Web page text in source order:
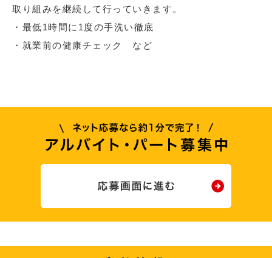
取り組みを継続して行っていきます。
・最低1時間に1度の手洗い徹底
・就業前の健康チェック など